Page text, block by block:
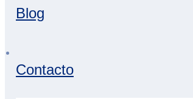
Blog
Contacto